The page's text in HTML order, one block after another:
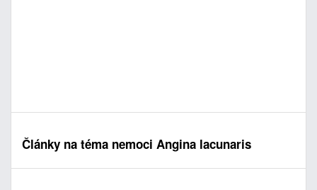
Články na téma nemoci Angina lacunaris